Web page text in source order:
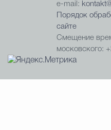
e-mail:
Порядок
сайте
Смещение
московского: